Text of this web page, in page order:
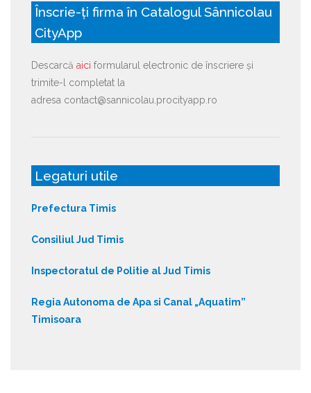
Înscrie-ți firma în Catalogul Sânnicolau
CityApp
Descarcă aici formularul electronic de înscriere și
trimite-l completat la
adresa contact@sannicolau.procityapp.ro
Legaturi utile
Prefectura Timis
Consiliul Jud Timis
Inspectoratul de Politie al Jud Timis
Regia Autonoma de Apa si Canal „Aquatim”
Timisoara